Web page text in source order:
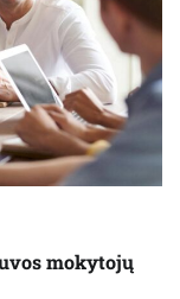
mokytojų